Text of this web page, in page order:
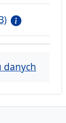
danych